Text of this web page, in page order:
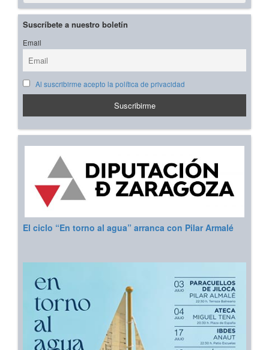
Suscríbete a nuestro boletín
Email
Al suscribirme acepto la política de privacidad
El ciclo “En torno al agua” arranca con Pilar Armalé